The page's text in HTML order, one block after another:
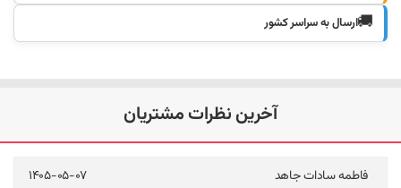
🚚ارسال به سراسر کشور
آخرین نظرات مشتریان
فاطمه سادات جاهد 1405-05-07